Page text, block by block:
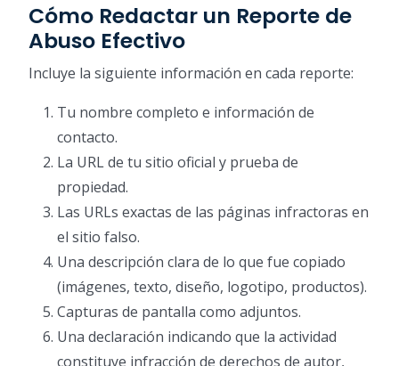
Cómo Redactar un Reporte de
Abuso Efectivo
Incluye la siguiente información en cada reporte:
Tu nombre completo e información de
contacto.
La URL de tu sitio oficial y prueba de
propiedad.
Las URLs exactas de las páginas infractoras en
el sitio falso.
Una descripción clara de lo que fue copiado
(imágenes, texto, diseño, logotipo, productos).
Capturas de pantalla como adjuntos.
Una declaración indicando que la actividad
constituye infracción de derechos de autor,